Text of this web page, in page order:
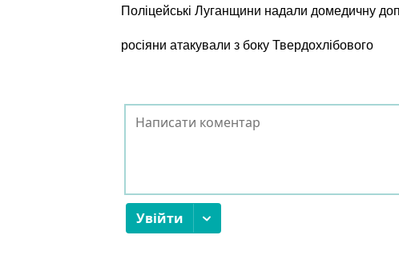
Поліцейські Луганщини надали домедичну
росіяни атакували з боку Твердохлібового